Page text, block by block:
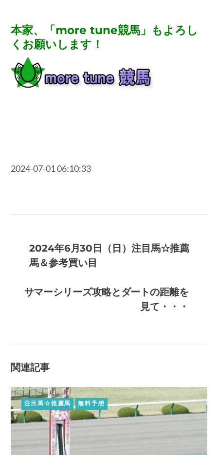
本家、「more tune競馬」もよろし
くお願いします！
2024-07-01 06:10:33
2024年6月30日（日）注目馬☆推薦
馬＆参考買い目
サマーシリーズ攻略とダートの距離を
見て・・・
関連記事
注目馬☆推薦馬 無料予想